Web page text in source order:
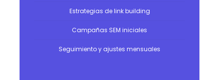
Estrategias de link building
Campañas SEM iniciales
Seguimiento y ajustes mensuales